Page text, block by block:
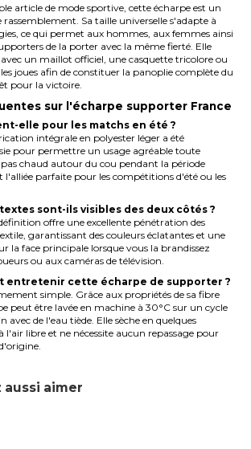
article de mode sportive, cette écharpe est un
Sa taille universelle s'adapte à
ce qui permet aux hommes, aux femmes ainsi
de la porter avec la même fierté. Elle
avec un maillot officiel, une casquette tricolore ou
joues afin de constituer la panoplie complète du
pour la victoire.
sur l'écharpe supporter France
elle pour les matchs en été ?
intégrale en polyester léger a été
pour permettre un usage agréable toute
chaud autour du cou pendant la période
l'alliée parfaite pour les compétitions d'été ou les
sont-ils visibles des deux côtés ?
offre une excellente pénétration des
garantissant des couleurs éclatantes et une
la face principale lorsque vous la brandissez
ou aux caméras de télévision.
entretenir cette écharpe de supporter ?
simple. Grâce aux propriétés de sa fibre
peut être lavée en machine à 30°C sur un cycle
avec de l'eau tiède. Elle sèche en quelques
l'air libre et ne nécessite aucun repassage pour
aussi aimer